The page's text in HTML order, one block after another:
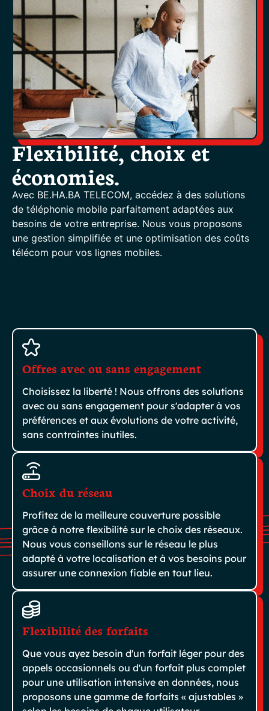
Flexibilité, choix et
économies.
Avec BE.HA.BA TELECOM, accédez à des solutions
de téléphonie mobile parfaitement adaptées aux
besoins de votre entreprise. Nous vous proposons
une gestion simplifiée et une optimisation des coûts
télécom pour vos lignes mobiles.
Offres avec ou sans engagement
Choisissez la liberté ! Nous offrons des solutions
avec ou sans engagement pour s'adapter à vos
préférences et aux évolutions de votre activité,
sans contraintes inutiles.
Choix du réseau
Profitez de la meilleure couverture possible
grâce à notre flexibilité sur le choix des réseaux.
Nous vous conseillons sur le réseau le plus
adapté à votre localisation et à vos besoins pour
assurer une connexion fiable en tout lieu.
Flexibilité des forfaits
Que vous ayez besoin d'un forfait léger pour des
appels occasionnels ou d'un forfait plus complet
pour une utilisation intensive en données, nous
proposons une gamme de forfaits « ajustables »